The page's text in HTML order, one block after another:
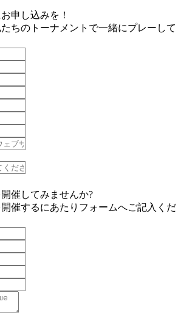
申し込みを！
ちのトーナメントで一緒にプレーして
催してみませんか?
催するにあたりフォームへご記入くだ